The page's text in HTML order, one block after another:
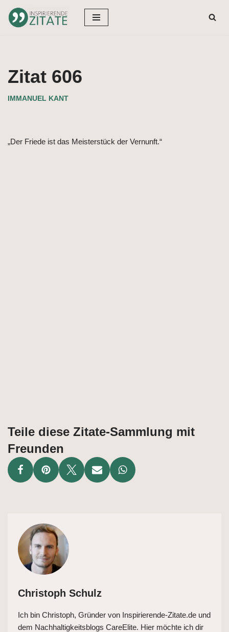
Zum
Zitat 606
IMMANUEL KANT
„Der Friede ist das Meisterstück der Vernunft.“
Teile diese Zitate-Sammlung mit
Freunden
Christoph Schulz
Ich bin Christoph, Gründer von Inspirierende-Zitate.de und
dem Nachhaltigkeitsblogs CareElite. Hier möchte ich dir